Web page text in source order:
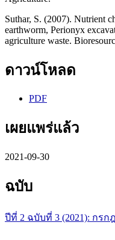
Suthar, S. (2007). Nutrient
earthworm, Perionyx
agriculture waste.
ดาวน์โหลด
PDF
เผยแพร่แล้ว
2021-09-30
ฉบับ
ปีที่ 2 ฉบับที่ 3 (2021): กร